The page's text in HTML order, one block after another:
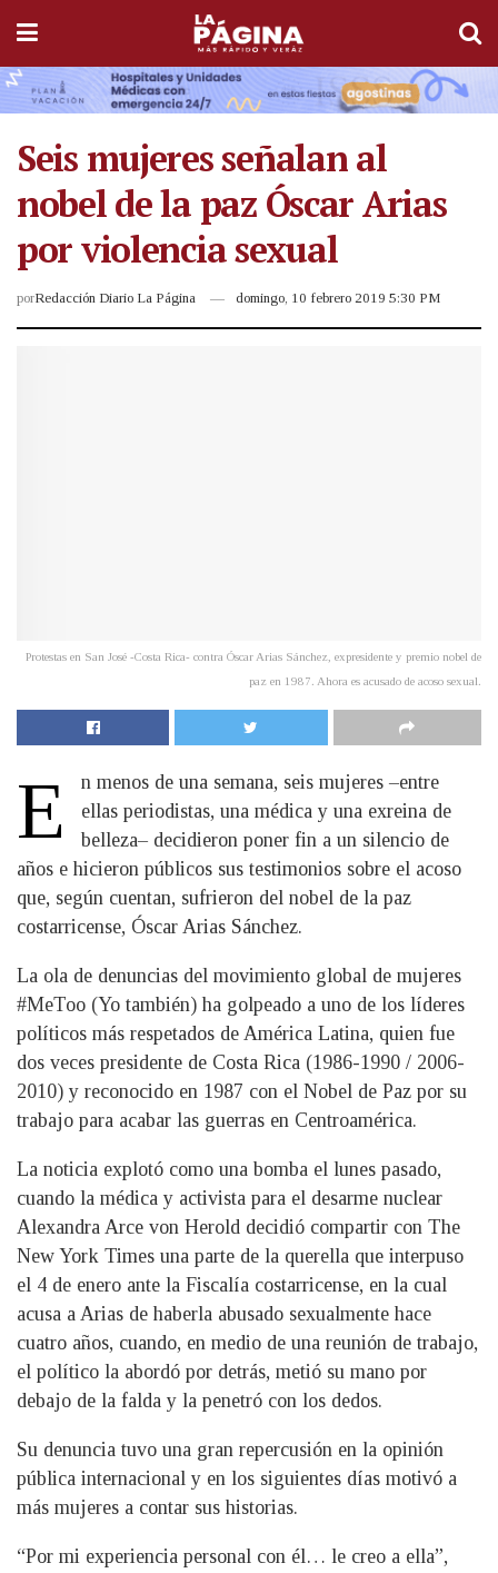
Seis mujeres señalan al
nobel de la paz Óscar Arias
por violencia sexual
porRedacción Diario La Página domingo, 10 febrero 2019 5:30 PM
Protestas en San José -Costa Rica- contra Óscar Arias Sánchez, expresidente y premio nobel de
paz en 1987. Ahora es acusado de acoso sexual.
E
n menos de una semana, seis mujeres –entre
ellas periodistas, una médica y una exreina de
belleza– decidieron poner fin a un silencio de
años e hicieron públicos sus testimonios sobre el acoso
que, según cuentan, sufrieron del nobel de la paz
costarricense, Óscar Arias Sánchez.
La ola de denuncias del movimiento global de mujeres
#MeToo (Yo también) ha golpeado a uno de los líderes
políticos más respetados de América Latina, quien fue
dos veces presidente de Costa Rica (1986-1990 / 2006-
2010) y reconocido en 1987 con el Nobel de Paz por su
trabajo para acabar las guerras en Centroamérica.
La noticia explotó como una bomba el lunes pasado,
cuando la médica y activista para el desarme nuclear
Alexandra Arce von Herold decidió compartir con The
New York Times una parte de la querella que interpuso
el 4 de enero ante la Fiscalía costarricense, en la cual
acusa a Arias de haberla abusado sexualmente hace
cuatro años, cuando, en medio de una reunión de trabajo,
el político la abordó por detrás, metió su mano por
debajo de la falda y la penetró con los dedos.
Su denuncia tuvo una gran repercusión en la opinión
pública internacional y en los siguientes días motivó a
más mujeres a contar sus historias.
“Por mi experiencia personal con él… le creo a ella”,